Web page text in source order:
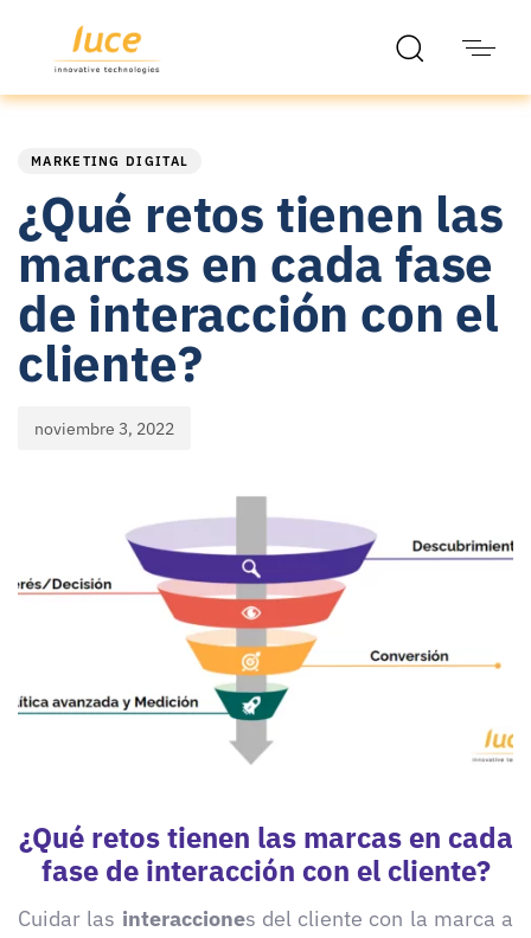
MARKETING DIGITAL
¿Qué retos tienen las
marcas en cada fase
de interacción con el
cliente?
noviembre 3, 2022
¿Qué retos tienen las marcas en cada
fase de interacción con el cliente?
Cuidar las interacciones del cliente con la marca a